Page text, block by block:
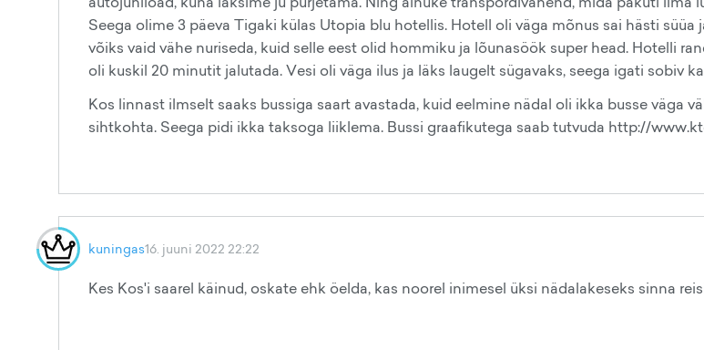
Seega olime 3 päeva Tigaki külas Utopia blu hotellis. Hotell oli väga mõnus sai hästi süüa
võiks vaid vähe nuriseda, kuid selle eest olid hommiku ja lõunasöök super head. Hotelli
oli kuskil 20 minutit jalutada. Vesi oli väga ilus ja läks laugelt sügavaks, seega igati sobiv
Kos linnast ilmselt saaks bussiga saart avastada, kuid eelmine nädal oli ikka busse väga
sihtkohta. Seega pidi ikka taksoga liiklema. Bussi graafikutega saab tutvuda http://
kuningas16. juuni 2022 22:22
Kes Kos'i saarel käinud, oskate ehk öelda, kas noorel inimesel üksi nädalakeseks sinna